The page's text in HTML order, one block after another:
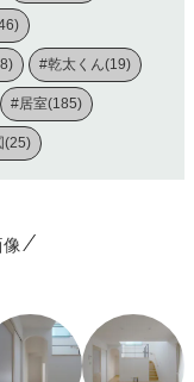
#乾太くん(19)
#居室(185)
(25)
像